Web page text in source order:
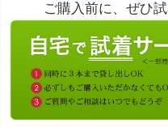
ご購入前に、ぜひ